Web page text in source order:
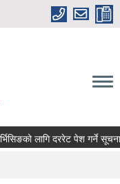
लागि दररेट पेश गर्ने सूचना ।